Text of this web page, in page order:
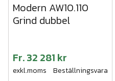
Modern AW10.110
Grind dubbel
Fr.32 281 kr
exkl.moms Beställningsvara